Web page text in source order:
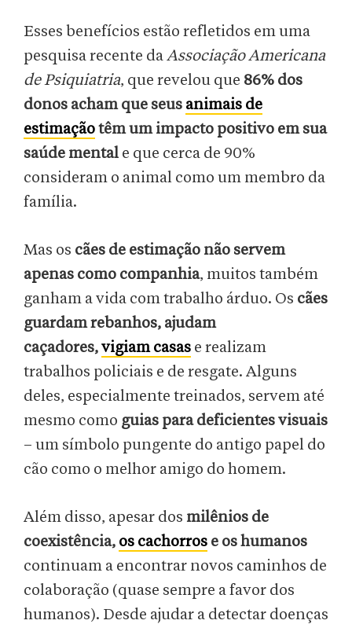
Esses benefícios estão refletidos em uma
pesquisa recente daAssociação Americana
de Psiquiatria, que revelou que 86% dos
donos acham que seus animais de
estimaçãotêm um impacto positivo em sua
saúde mental e que cerca de 90%
consideram o animal como um membro da
família.
Mas os cães de estimação não servem
apenas como companhia, muitos também
ganham a vida com trabalho árduo. Os cães
guardam rebanhos, ajudam
caçadores,vigiam casas e realizam
trabalhos policiais e de resgate. Alguns
deles, especialmente treinados, servem até
mesmo como guias para deficientes visuais
– um símbolo pungente do antigo papel do
cão como o melhor amigo do homem.
Além disso, apesar dos milênios de
coexistência, os cachorros e os humanos
continuam a encontrar novos caminhos de
colaboração (quase sempre a favor dos
humanos). Desde ajudar a detectar doenças